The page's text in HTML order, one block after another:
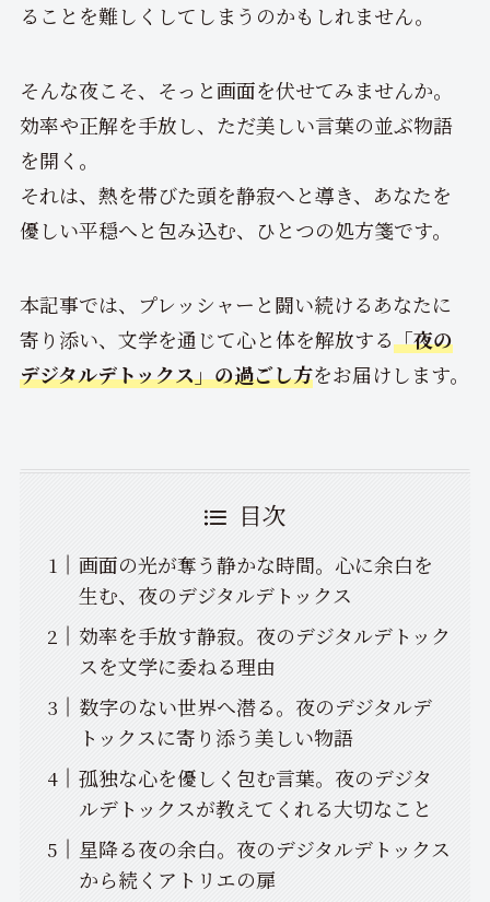
ることを難しくしてしまうのかもしれません。
そんな夜こそ、そっと画面を伏せてみませんか。
効率や正解を手放し、ただ美しい言葉の並ぶ物語
を開く。
それは、熱を帯びた頭を静寂へと導き、あなたを
優しい平穏へと包み込む、ひとつの処方箋です。
本記事では、プレッシャーと闘い続けるあなたに
寄り添い、文学を通じて心と体を解放する「夜の
デジタルデトックス」の過ごし方をお届けします。
目次
画面の光が奪う静かな時間。心に余白を
生む、夜のデジタルデトックス
効率を手放す静寂。夜のデジタルデトック
スを文学に委ねる理由
数字のない世界へ潜る。夜のデジタルデ
トックスに寄り添う美しい物語
孤独な心を優しく包む言葉。夜のデジタ
ルデトックスが教えてくれる大切なこと
星降る夜の余白。夜のデジタルデトックス
から続くアトリエの扉